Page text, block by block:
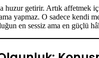
huzur getirir. Artık affetmek
yapmaz. O sadece kendi
en sessiz ama en güçlü